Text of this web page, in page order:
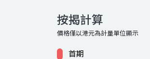
按揭計算
價格僅以港元為計量單位顯示
首期